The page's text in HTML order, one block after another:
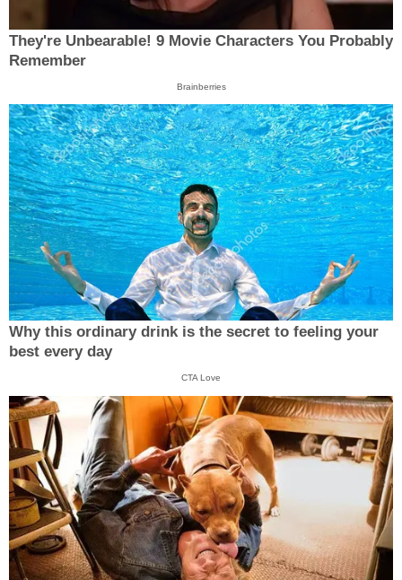
They're Unbearable! 9 Movie Characters You Probably
Remember
Brainberries
Why this ordinary drink is the secret to feeling your
best every day
CTA Love